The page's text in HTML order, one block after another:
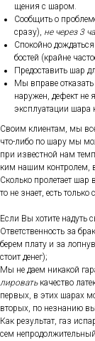
щения с ша­ром.
Со­об­щить о
сра­зу), не че­рез 3
Спо­кой­но
бос­тей (край­не
Пре­дос­та­вить шар
Мы впра­ве от­ка­зать
на­ружен, де­фект не
экс­плу­ата­ции ша­ра
Сво­им кли­ен­там, мы
что-ли­бо по ша­ру мы
при из­вес­тной нам
ким на­шим кон­тро­лем, в
Сколь­ко про­лета­ет
то не зна­ет, есть
Ес­ли Вы хо­тите на­дуть
От­ветс­твен­ность за
бе­рем пла­ту и за
сто­ит де­нег);
Мы не да­ем ни­какой
лиро­ватька­чес­тво
пер­вых, в этих ша­рах
вто­рых, по нез­на­нию
Как ре­зуль­тат, газ
сем